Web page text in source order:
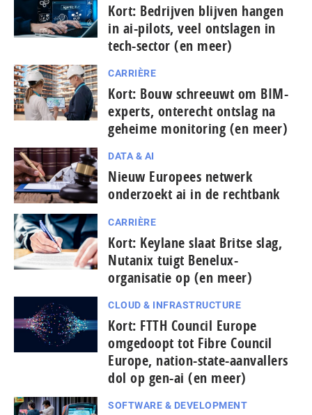
Kort: Bedrijven blijven hangen
in ai-pilots, veel ontslagen in
tech-sector (en meer)
CARRIÈRE
Kort: Bouw schreeuwt om BIM-
experts, onterecht ontslag na
geheime monitoring (en meer)
DATA & AI
Nieuw Europees netwerk
onderzoekt ai in de rechtbank
CARRIÈRE
Kort: Keylane slaat Britse slag,
Nutanix tuigt Benelux-
organisatie op (en meer)
CLOUD & INFRASTRUCTURE
Kort: FTTH Council Europe
omgedoopt tot Fibre Council
Europe, nation-state-aanvallers
dol op gen-ai (en meer)
SOFTWARE & DEVELOPMENT